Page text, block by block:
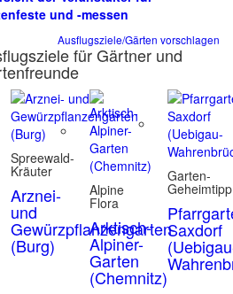
und -messen
Ausflugsziele/Gärten vorschlagen
für Gärtner und
Spreewald-
Kräuter
Arznei-
und
Gewürzpflanzengarten
(Burg)
Alpine
Flora
Arktisch-
Alpiner-
Garten
(Chemnitz)
Garten-
Geheimtipp
Saxdorf